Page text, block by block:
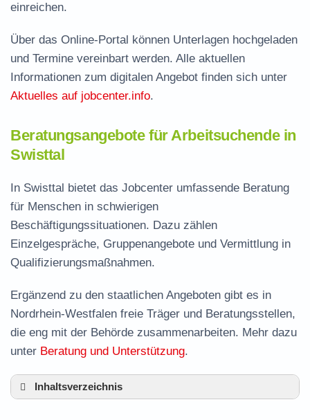
einreichen.
Über das Online-Portal können Unterlagen hochgeladen
und Termine vereinbart werden. Alle aktuellen
Informationen zum digitalen Angebot finden sich unter
Aktuelles auf jobcenter.info.
Beratungsangebote für Arbeitsuchende in
Swisttal
In Swisttal bietet das Jobcenter umfassende Beratung
für Menschen in schwierigen
Beschäftigungssituationen. Dazu zählen
Einzelgespräche, Gruppenangebote und Vermittlung in
Qualifizierungsmaßnahmen.
Ergänzend zu den staatlichen Angeboten gibt es in
Nordrhein-Westfalen freie Träger und Beratungsstellen,
die eng mit der Behörde zusammenarbeiten. Mehr dazu
unter Beratung und Unterstützung.
Inhaltsverzeichnis